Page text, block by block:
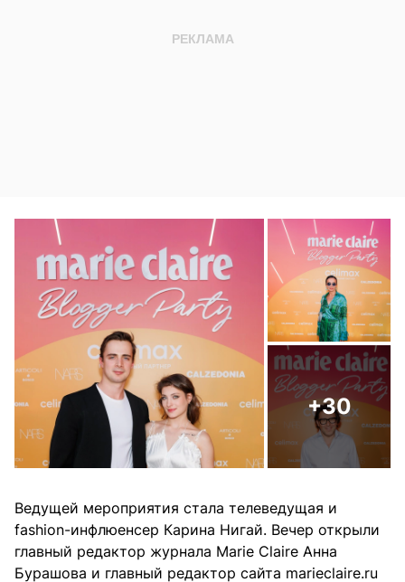
+30
Ведущей мероприятия стала телеведущая и
fashion-инфлюенсер Карина Нигай. Вечер открыли
главный редактор журнала Marie Claire Анна
Бурашова и главный редактор сайта marieclaire.ru